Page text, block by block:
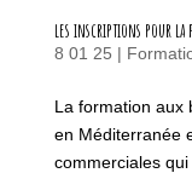
les inscriptions pour la
8 01 25 |
La formation aux
en Méditerranée
commerciales